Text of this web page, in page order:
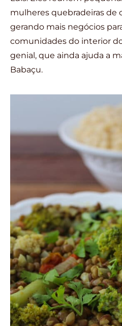
mulheres quebradeiras de
gerando mais negócios
comunidades do interior
genial, que ainda ajuda a
Babaçu.